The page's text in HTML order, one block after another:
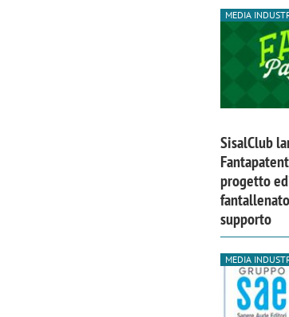
MEDIA
SisalClub
progetto
supporto
MEDIA